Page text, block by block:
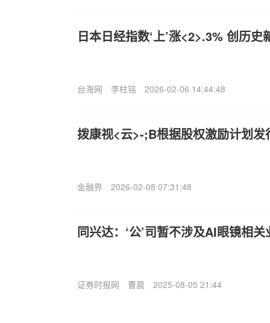
日本日经指数‘上’涨<2>.3% 创历史
台海网 李柱铭 2026-02-06 14:44:48
拨康视<云>-;B根据股权激励计划发
金融界 2026-02-08 07:31:48
同兴达：‘公’司暂不涉及AI眼镜相关
证券时报网 曹晨 2025-08-05 21:44